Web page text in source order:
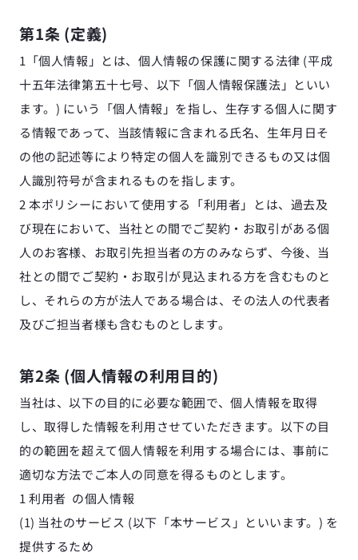
第1条 (定義)
1「個人情報」とは、個人情報の保護に関する法律 (平成
十五年法律第五十七号、以下「個人情報保護法」といい
ます。) にいう「個人情報」を指し、生存する個人に関す
る情報であって、当該情報に含まれる氏名、生年月日そ
の他の記述等により特定の個人を識別できるもの又は個
人識別符号が含まれるものを指します。
2 本ポリシーにおいて使用する「利用者」とは、過去及
び現在において、当社との間でご契約・お取引がある個
人のお客様、お取引先担当者の方のみならず、今後、当
社との間でご契約・お取引が見込まれる方を含むものと
し、それらの方が法人である場合は、その法人の代表者
及びご担当者様も含むものとします。
第2条 (個人情報の利用目的)
当社は、以下の目的に必要な範囲で、個人情報を取得
し、取得した情報を利用させていただきます。以下の目
的の範囲を超えて個人情報を利用する場合には、事前に
適切な方法でご本人の同意を得るものとします。
1 利用者  の個人情報
(1) 当社のサービス (以下「本サービス」といいます。) を
提供するため